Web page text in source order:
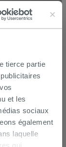
tierce partie
et les
sociaux
également
laquelle
qui